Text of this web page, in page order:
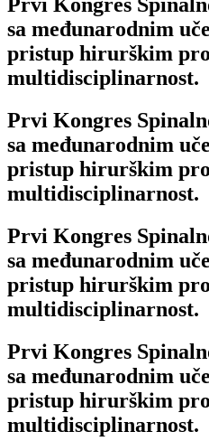
sa međunarodnim
pristup hirurškim
multidisciplinarnost.
Prvi Kongres
sa međunarodnim
pristup hirurškim
multidisciplinarnost.
Prvi Kongres
sa međunarodnim
pristup hirurškim
multidisciplinarnost.
Prvi Kongres
sa međunarodnim
pristup hirurškim
multidisciplinarnost.